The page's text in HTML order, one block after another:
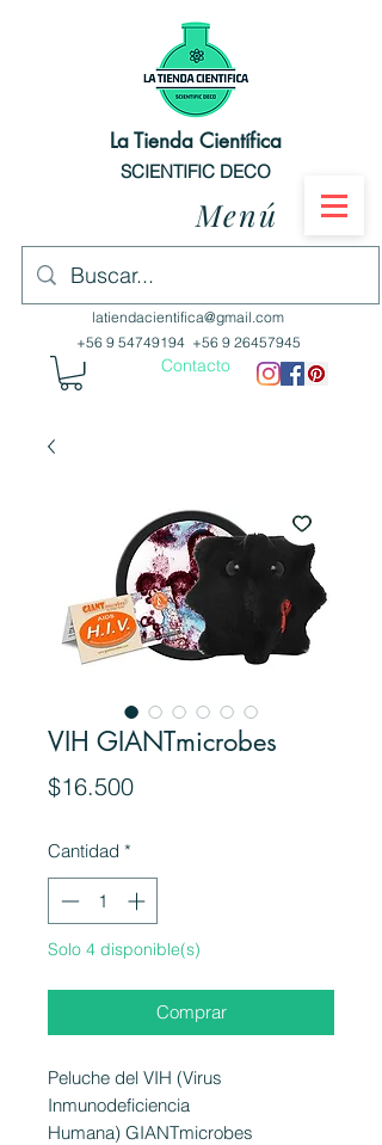
La Tienda Científica
SCIENTIFIC DECO
Menú
latiendacientifica@gmail.com
+56 9 54749194 +56 9 26457945
Contacto
VIH GIANTmicrobes
$16.500Precio
Cantidad *
Solo 4 disponible(s)
Comprar
Peluche del VIH (Virus
Inmunodeficiencia
Humana) GIANTmicrobes